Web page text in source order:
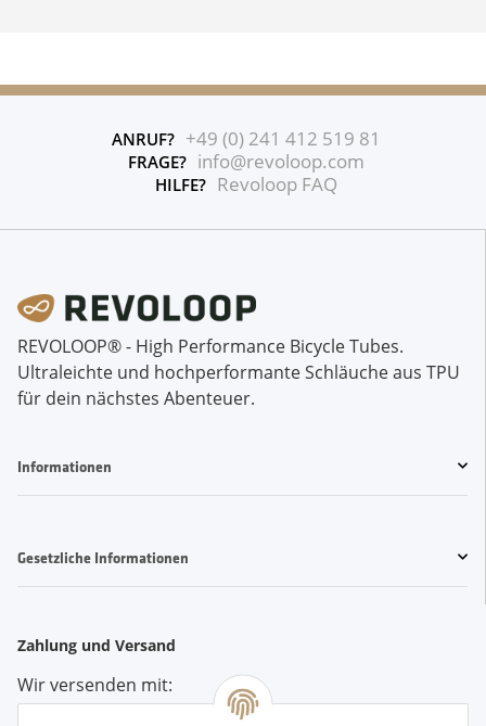
ANRUF? +49 (0) 241 412 519 81
FRAGE? info@revoloop.com
HILFE? Revoloop FAQ
REVOLOOP® - High Performance Bicycle Tubes.
Ultraleichte und hochperformante Schläuche aus TPU
für dein nächstes Abenteuer.
Informationen
Gesetzliche Informationen
Zahlung und Versand
Wir versenden mit: